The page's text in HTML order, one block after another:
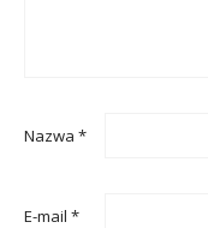
Nazwa *
E-mail *